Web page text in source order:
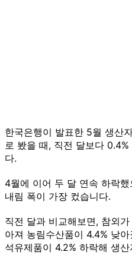
한국은행이 발표한 5월 생산
로 봤을 때, 직전 달보다
다.
4월에 이어 두 달 연속 하락
내림 폭이 가장 컸습니다.
직전 달과 비교해보면, 참외
아져 농림수산품이 4.4% 낮
석유제품이 4.2% 하락해 생